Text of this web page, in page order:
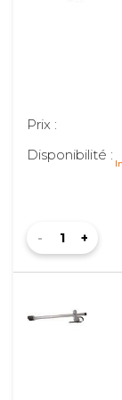
Prix :
Disponibilité :